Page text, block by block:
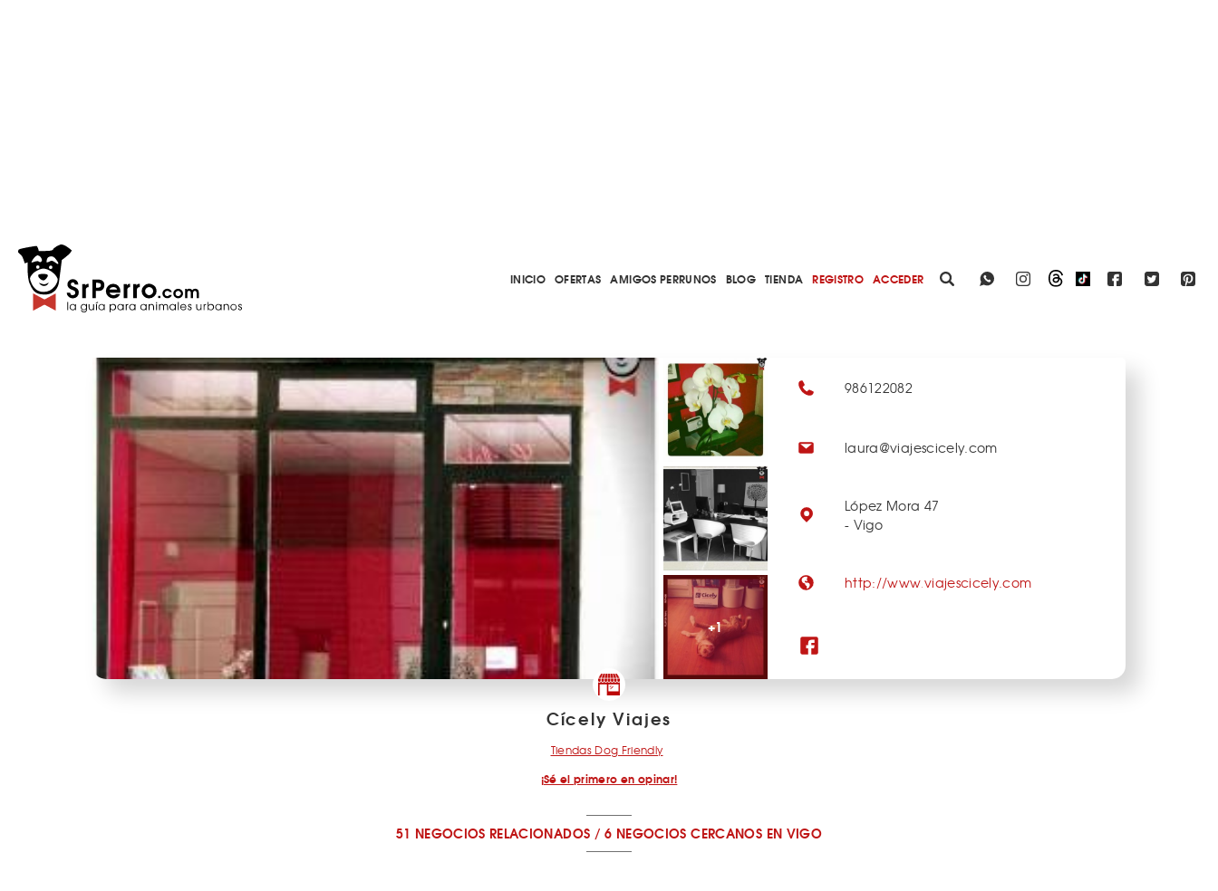
INICIO OFERTAS AMIGOS PERRUNOS BLOG TIENDA REGISTRO ACCEDER
+1
986122082
laura@viajescicely.com
López Mora 47
- Vigo
http://www.viajescicely.com
Cícely Viajes
Tiendas Dog Friendly
¡Sé el primero en opinar!
51 NEGOCIOS RELACIONADOS /6 NEGOCIOS CERCANOS EN VIGO